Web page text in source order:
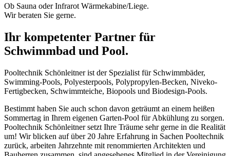
Ob Sauna oder Infrarot Wärmekabine/Liege.
Wir beraten Sie gerne.
Ihr kompetenter Partner für
Schwimmbad und Pool.
Pooltechnik Schönleitner ist der Spezialist für Schwimmbäder,
Swimming-Pools, Polyesterpools, Polypropylen-Becken, Niveko-
Fertigbecken, Schwimmteiche, Biopools und Biodesign-Pools.
Bestimmt haben Sie auch schon davon geträumt an einem heißen
Sommertag in Ihrem eigenen Garten-Pool für Abkühlung zu sorgen.
Pooltechnik Schönleitner setzt Ihre Träume sehr gerne in die Realität
um! Wir blicken auf über 20 Jahre Erfahrung in Sachen Pooltechnik
zurück, arbeiten Jahrzehnte mit renommierten Architekten und